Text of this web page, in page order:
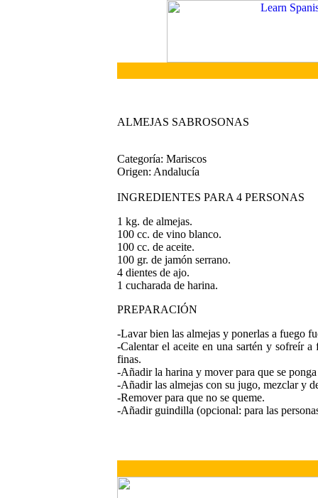
ALMEJAS SABROSONAS
Categoría: Mariscos
Origen: Andalucía
INGREDIENTES PARA 4 PERSONAS
1 kg. de almejas.
100 cc. de vino blanco.
100 cc. de aceite.
100 gr. de jamón serrano.
4 dientes de ajo.
1 cucharada de harina.
PREPARACIÓN
-Lavar bien las almejas y ponerlas a fuego
-Calentar el aceite en una sartén y sofreír
finas.
-Añadir la harina y mover para que se
-Añadir las almejas con su jugo, mezclar y
-Remover para que no se queme.
-Añadir guindilla (opcional: para las